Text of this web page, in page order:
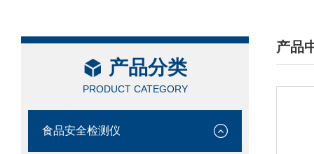
产品分类
PRODUCT CATEGORY
食品安全检测仪
产品
/